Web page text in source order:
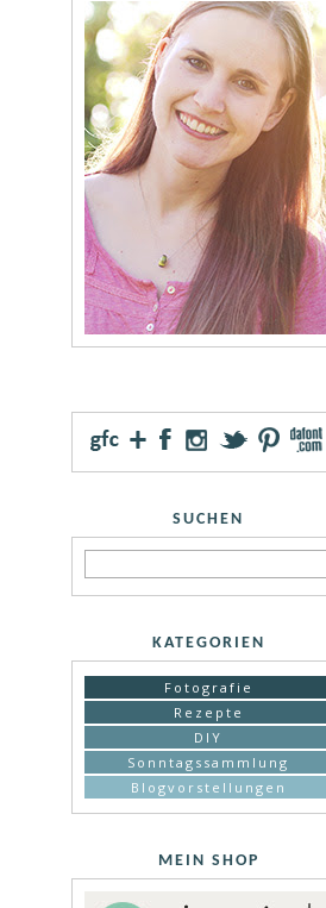
SUCHEN
KATEGORIEN
Fotografie
Rezepte
DIY
Sonntagssammlung
Blogvorstellungen
MEIN SHOP